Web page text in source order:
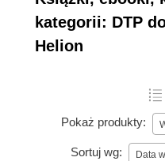
niezrozumiałe.
kategorii: DTP
Helion
Pokaż produkty:
Sortuj wg: Data